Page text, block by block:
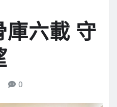
庫六載 守
0